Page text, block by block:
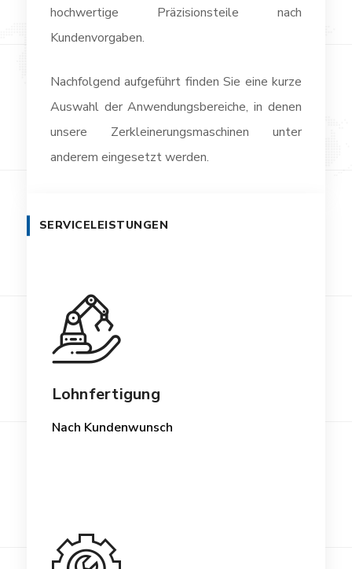
hochwertige Präzisionsteile nach
Kundenvorgaben.
Nachfolgend aufgeführt finden Sie eine kurze
Auswahl der Anwendungsbereiche, in denen
unsere Zerkleinerungsmaschinen unter
anderem eingesetzt werden.
SERVICELEISTUNGEN
Lohnfertigung
Nach Kundenwunsch